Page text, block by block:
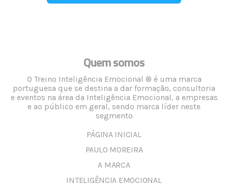
Quem somos
O Treino Inteligência Emocional ® é uma marca
portuguesa que se destina a dar formação, consultoria
e eventos na área da Inteligência Emocional, a empresas
e ao público em geral, sendo marca líder neste
segmento
PÁGINA INICIAL
PAULO MOREIRA
A MARCA
INTELIGÊNCIA EMOCIONAL